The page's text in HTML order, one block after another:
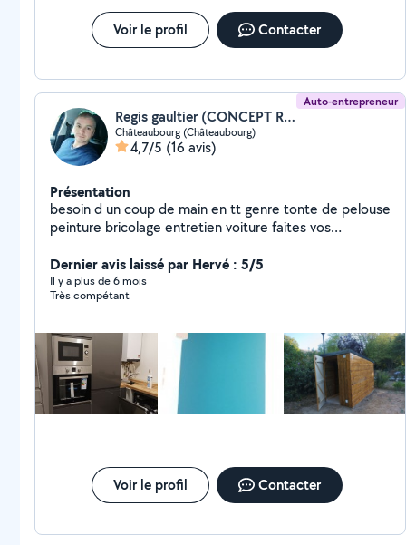
Voir le profil Contacter
Auto-entrepreneur
Regis gaultier (CONCEPT RENOVATION HABITATION)
Châteaubourg (Châteaubourg)
4,7/5 (16 avis)
Présentation
besoin d un coup de main en tt genre tonte de pelouse
peinture bricolage entretien voiture faites vos
Dernier avis laissé par Hervé : 5/5
Il y a plus de 6 mois
Très compétant
Voir le profil Contacter